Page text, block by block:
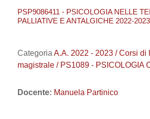
PSP9086411 - PSICOLOGIA NELLE
PALLIATIVE E ANTALGICHE 2022-2023
Categoria A.A. 2022 - 2023 / Corsi di
magistrale / PS1089 - PSICOLOGIA
Docente: Manuela Partinico